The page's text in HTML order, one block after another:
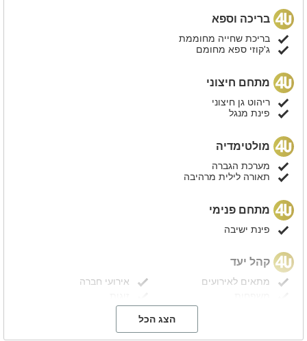
בריכה וספא
בריכת שחייה מחוממת
ג'קוזי ספא מחומם
מתחם חיצוני
ריהוט גן חיצוני
פינת מנגל
מולטימדיה
מערכת הגברה
תאורה לילית מרהיבה
מתחם פנימי
פינת ישיבה
קהל יעד
מתאים לאירועים
אירועי חברה
ערבי גיבוש
הצג הכל